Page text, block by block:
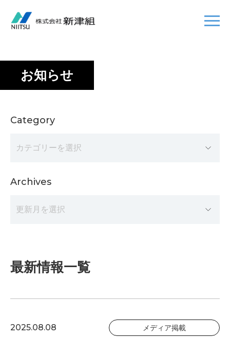
お知らせ
Category
Archives
最新情報一覧
2025.08.08 メディア掲載